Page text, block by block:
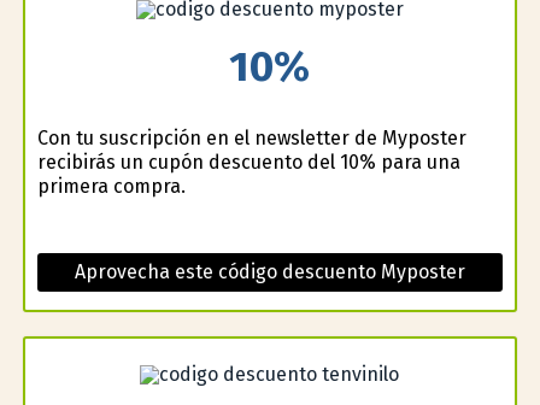
10%
Con tu suscripción en el newsletter de Myposter
recibirás un cupón descuento del 10% para una
primera compra.
Aprovecha este código descuento Myposter